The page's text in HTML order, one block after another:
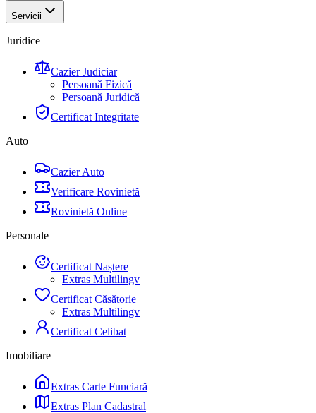
Servicii
Juridice
Cazier Judiciar
Persoană Fizică
Persoană Juridică
Certificat Integritate
Auto
Cazier Auto
Verificare Rovinietă
Rovinietă Online
Personale
Certificat Naștere
Extras Multilingv
Certificat Căsătorie
Extras Multilingv
Certificat Celibat
Imobiliare
Extras Carte Funciară
Extras Plan Cadastral